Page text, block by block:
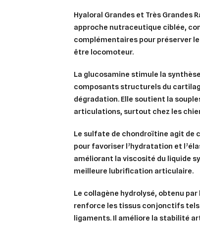
Hyaloral Grandes et Très Grandes
approche nutraceutique ciblée,
complémentaires pour préserver
être locomoteur.
La glucosamine stimule la
composants structurels du
dégradation. Elle soutient la
articulations, surtout chez les
Le sulfate de chondroïtine agit de
pour favoriser l’hydratation et
améliorant la viscosité du liquide
meilleure lubrification articulaire.
Le collagène hydrolysé, obtenu
renforce les tissus conjonctifs tels
ligaments. Il améliore la stabilité